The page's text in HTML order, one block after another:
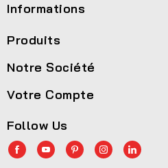
Informations
Produits
Notre Société
Votre Compte
Follow Us